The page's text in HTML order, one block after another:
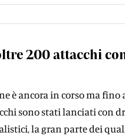
200 attacchi
è ancora in corso ma fino
sono stati lanciati con
la gran parte dei